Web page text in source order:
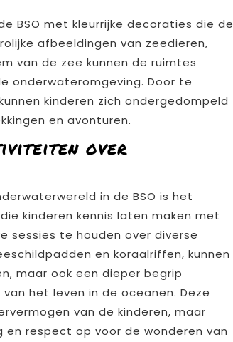
BSO met kleurrijke decoraties die de
afbeeldingen van zeedieren,
van de zee kunnen de ruimtes
onderwateromgeving. Door te
kinderen zich ondergedompeld
en avonturen.
over
in de BSO is het
kinderen kennis laten maken met
sessies te houden over diverse
en koraalriffen, kunnen
maar ook een dieper begrip
het leven in de oceanen. Deze
van de kinderen, maar
en respect op voor de wonderen van